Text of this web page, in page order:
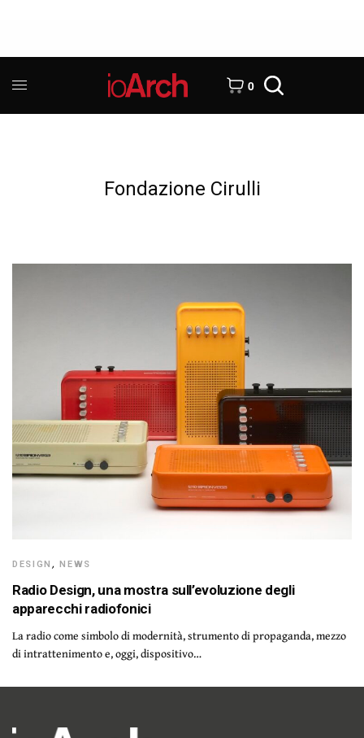
0
Fondazione Cirulli
DESIGN ,NEWS
Radio Design, una mostra sull’evoluzione degli
apparecchi radiofonici
La radio come simbolo di modernità, strumento di propaganda, mezzo
di intrattenimento e, oggi, dispositivo…